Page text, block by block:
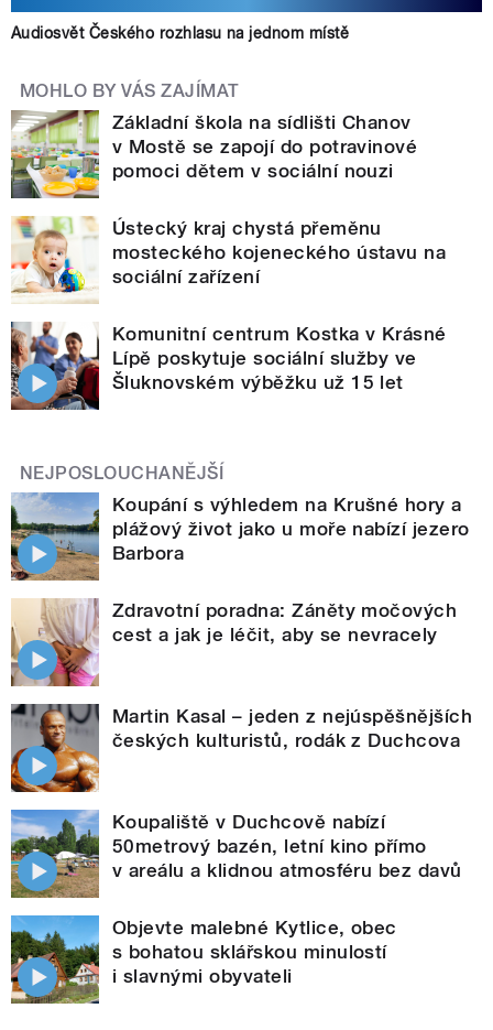
Audiosvět Českého rozhlasu na jednom místě
MOHLO BY VÁS ZAJÍMAT
Základní škola na sídlišti Chanov
v Mostě se zapojí do potravinové
pomoci dětem v sociální nouzi
Ústecký kraj chystá přeměnu
mosteckého kojeneckého ústavu na
sociální zařízení
Komunitní centrum Kostka v Krásné
Lípě poskytuje sociální služby ve
Šluknovském výběžku už 15 let
NEJPOSLOUCHANĚJŠÍ
Koupání s výhledem na Krušné hory a
plážový život jako u moře nabízí jezero
Barbora
Zdravotní poradna: Záněty močových
cest a jak je léčit, aby se nevracely
Martin Kasal – jeden z nejúspěšnějších
českých kulturistů, rodák z Duchcova
Koupaliště v Duchcově nabízí
50metrový bazén, letní kino přímo
v areálu a klidnou atmosféru bez davů
Objevte malebné Kytlice, obec
s bohatou sklářskou minulostí
i slavnými obyvateli